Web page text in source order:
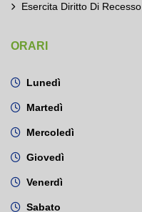
Esercita Diritto Di Recesso
ORARI
Lunedì
Martedì
Mercoledì
Giovedì
Venerdì
Sabato